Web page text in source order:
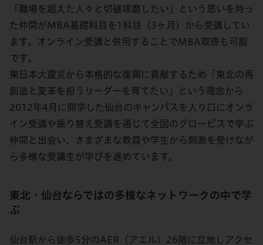
「職場を超えた人々と切磋琢磨したい」という思いを持っ
た仲間がMBA基礎科目を1科目（3ヶ月）から受講してい
ます。オンライン受講と併用することでMBA取得も可能
です。
東日本大震災から本格的な復興に貢献するため「東北の再
創造と変革を担うリーダーを育てたい」という理念から
2012年4月に開学した仙台のキャンパスを入り口にオンラ
イン受講や振り替え受講を通じて全国のグロービスで学ぶ
仲間と出会い、さまざまな教員や学生から刺激を受けなが
ら多様な受講生が学びを進めています。
東北・仙台ならではの多様なネットワークの中で学
ぶ
仙台駅から徒歩5分のAER（アエル）26階に立地しアクセ